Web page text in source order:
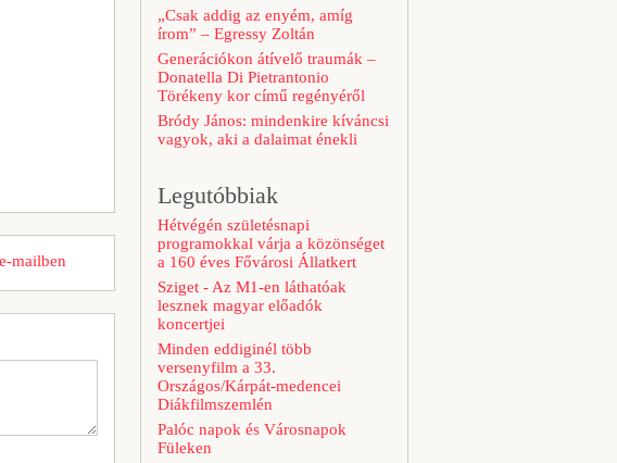
mailben
„Csak addig az enyém, amíg
írom” – Egressy Zoltán
Generációkon átívelő traumák –
Donatella Di Pietrantonio
Törékeny kor című regényéről
Bródy János: mindenkire kíváncsi
vagyok, aki a dalaimat énekli
Legutóbbiak
Hétvégén születésnapi
programokkal várja a közönséget
a 160 éves Fővárosi Állatkert
Sziget - Az M1-en láthatóak
lesznek magyar előadók
koncertjei
Minden eddiginél több
versenyfilm a 33.
Országos/Kárpát-medencei
Diákfilmszemlén
Palóc napok és Városnapok
Füleken